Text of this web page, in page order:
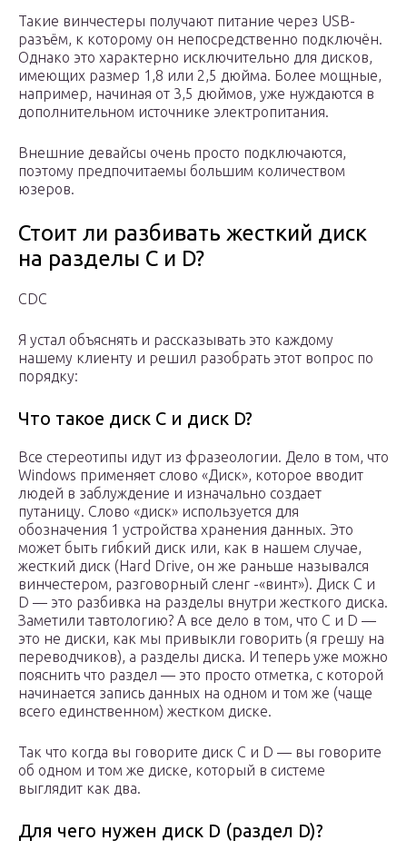
Такие винчестеры получают питание через USB-
разъём, к которому он непосредственно подключён.
Однако это характерно исключительно для дисков,
имеющих размер 1,8 или 2,5 дюйма. Более мощные,
например, начиная от 3,5 дюймов, уже нуждаются в
дополнительном источнике электропитания.
Внешние девайсы очень просто подключаются,
поэтому предпочитаемы большим количеством
юзеров.
Стоит ли разбивать жесткий диск
на разделы C и D?
CDC
Я устал объяснять и рассказывать это каждому
нашему клиенту и решил разобрать этот вопрос по
порядку:
Что такое диск C и диск D?
Все стереотипы идут из фразеологии. Дело в том, что
Windows применяет слово «Диск», которое вводит
людей в заблуждение и изначально создает
путаницу. Слово «диск» используется для
обозначения 1 устройства хранения данных. Это
может быть гибкий диск или, как в нашем случае,
жесткий диск (Hard Drive, он же раньше назывался
винчестером, разговорный сленг -«винт»). Диск C и
D — это разбивка на разделы внутри жесткого диска.
Заметили тавтологию? А все дело в том, что C и D —
это не диски, как мы привыкли говорить (я грешу на
переводчиков), а разделы диска. И теперь уже можно
пояснить что раздел — это просто отметка, с которой
начинается запись данных на одном и том же (чаще
всего единственном) жестком диске.
Так что когда вы говорите диск C и D — вы говорите
об одном и том же диске, который в системе
выглядит как два.
Для чего нужен диск D (раздел D)?